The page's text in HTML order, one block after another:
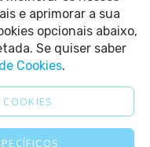
os direitos reservados.
e aprimorar a sua
opcionais abaixo,
Se quiser saber
Cookies.